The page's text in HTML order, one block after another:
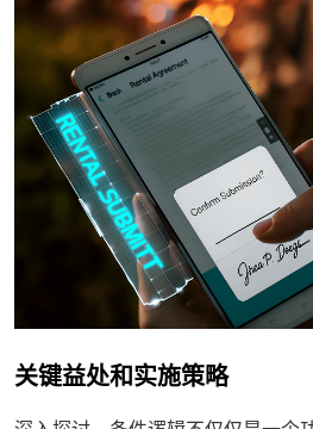
关键益处和实施策略